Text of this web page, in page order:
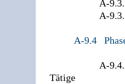
A-9.3.14
A-9.3.15
A-9.4
A-9.4.1
Tätige